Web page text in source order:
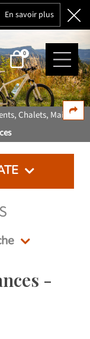
En savoir plus
0
Chalets, Maisons
-